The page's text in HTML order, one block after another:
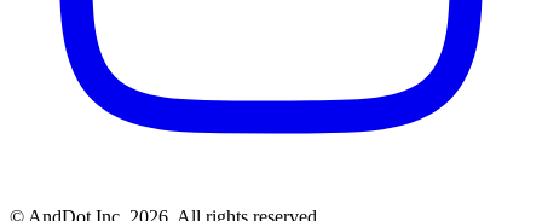
© AndDot Inc. 2026, All rights reserved.